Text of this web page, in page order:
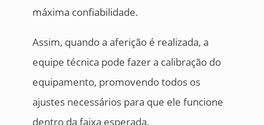
máxima confiabilidade.
Assim, quando a aferição é realizada, a
equipe técnica pode fazer a calibração do
equipamento, promovendo todos os
ajustes necessários para que ele funcione
dentro da faixa esperada.